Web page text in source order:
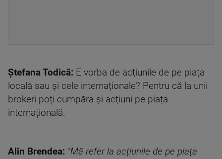
Ștefana Todică: E vorba de acțiunile de pe piața
locală sau și cele internaționale? Pentru că la unii
brokeri poți cumpăra și acțiuni pe piața
internațională.
Alin Brendea: ”Mă refer la acțiunile de pe piața